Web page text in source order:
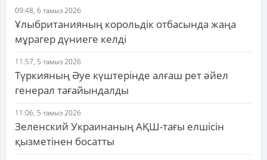
09:48, 6 тамыз 2026
Ұлыбританияның корольдік отбасында жаңа
мұрагер дүниеге келді
11:57, 5 тамыз 2026
Түркияның Әуе күштерінде алғаш рет әйел
генерал тағайындалды
11:06, 5 тамыз 2026
Зеленский Украинаның АҚШ-тағы елшісін
қызметінен босатты